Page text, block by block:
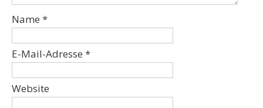
Name *
E-Mail-Adresse *
Website